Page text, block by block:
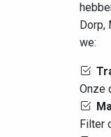
we:
Onze
Filter